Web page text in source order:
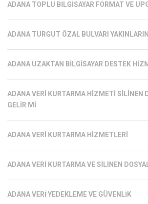
ADANA TOPLU BILGISAYAR FORMAT VE
ADANA TURGUT ÖZAL BULVARI
ADANA UZAKTAN BILGISAYAR DESTEK
ADANA VERI KURTARMA HIZMETI SILINEN
GELIR MI
ADANA VERI KURTARMA HIZMETLERI
ADANA VERI KURTARMA VE SILINEN
ADANA VERI YEDEKLEME VE GÜVENLIK